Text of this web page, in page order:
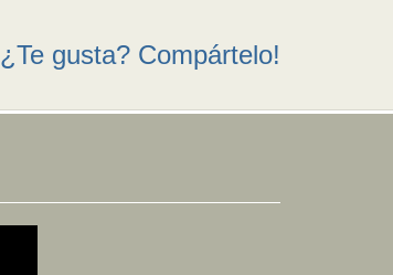
¿Te gusta? Compártelo!